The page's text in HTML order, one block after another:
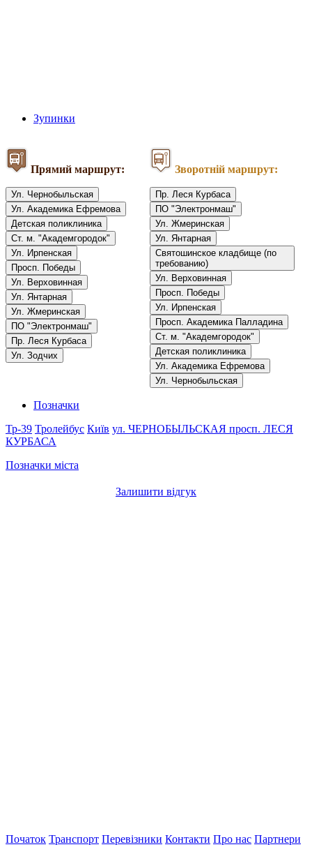
Зупинки
Прямий маршрут:
Ул. Чернобыльская
Ул. Академика Ефремова
Детская поликлиника
Ст. м. "Академгородок"
Ул. Ирпенская
Просп. Победы
Ул. Верховинная
Ул. Янтарная
Ул. Жмеринская
ПО "Электронмаш"
Пр. Леся Курбаса
Ул. Зодчих
Зворотній маршрут:
Пр. Леся Курбаса
ПО "Электронмаш"
Ул. Жмеринская
Ул. Янтарная
Святошинское кладбище (по
требованию)
Ул. Верховинная
Просп. Победы
Ул. Ирпенская
Просп. Академика Палладина
Ст. м. "Академгородок"
Детская поликлиника
Ул. Академика Ефремова
Ул. Чернобыльская
Позначки
Тр-39 Тролейбус Київ ул. ЧЕРНОБЫЛЬСКАЯ просп. ЛЕСЯ
КУРБАСА
Позначки міста
Залишити відгук
Початок Транспорт Перевiзники Контакти Про нас Партнери